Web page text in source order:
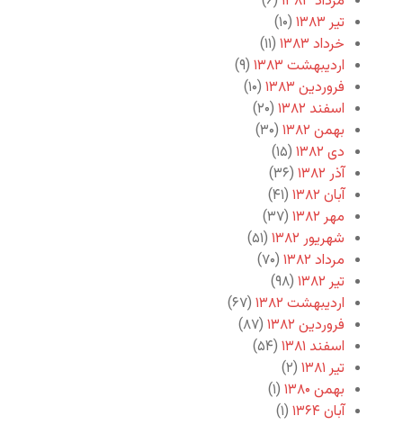
تیر ۱۳۸۳
(۱۰)
خرداد ۱۳۸۳
(۱۱)
اردیبهشت ۱۳۸۳
(۹)
فروردین ۱۳۸۳
(۱۰)
اسفند ۱۳۸۲
(۲۰)
بهمن ۱۳۸۲
(۳۰)
دی ۱۳۸۲
(۱۵)
آذر ۱۳۸۲
(۳۶)
آبان ۱۳۸۲
(۴۱)
مهر ۱۳۸۲
(۳۷)
شهریور ۱۳۸۲
(۵۱)
مرداد ۱۳۸۲
(۷۰)
تیر ۱۳۸۲
(۹۸)
اردیبهشت ۱۳۸۲
(۶۷)
فروردین ۱۳۸۲
(۸۷)
اسفند ۱۳۸۱
(۵۴)
تیر ۱۳۸۱
(۲)
بهمن ۱۳۸۰
(۱)
آبان ۱۳۶۴
(۱)